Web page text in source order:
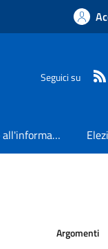
Seguici su
Accesso all'informazione
Argomenti